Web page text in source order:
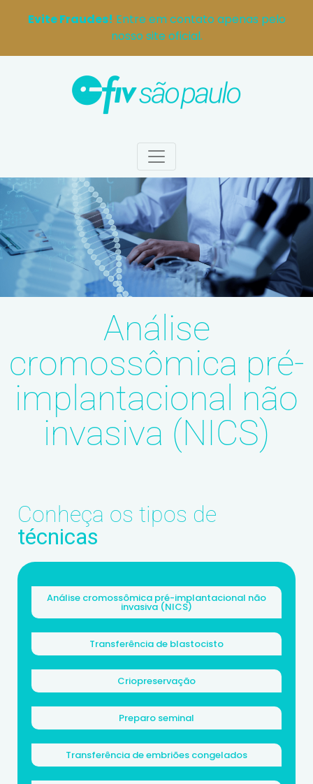
Evite Fraudes! Entre em contato apenas pelo
nosso site oficial.
Análise
cromossômica pré-
implantacional não
invasiva (NICS)
Conheça os tipos de
técnicas
Análise cromossômica pré-implantacional não
invasiva (NICS)
Transferência de blastocisto
Criopreservação
Preparo seminal
Transferência de embriões congelados